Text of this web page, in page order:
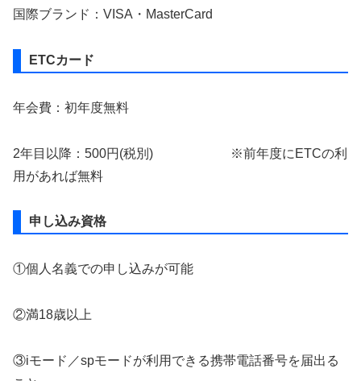
国際ブランド：VISA・MasterCard
ETCカード
年会費：初年度無料
2年目以降：500円(税別) ※前年度にETCの利
用があれば無料
申し込み資格
①個人名義での申し込みが可能
②満18歳以上
③iモード／spモードが利用できる携帯電話番号を届出る